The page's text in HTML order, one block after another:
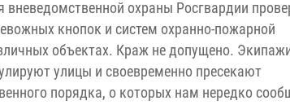
вневедомственной охраны Росгвардии
кнопок и систем охранно-пожарной
объектах. Краж не допущено.
улицы и своевременно пресекают
порядка, о которых нам нередко